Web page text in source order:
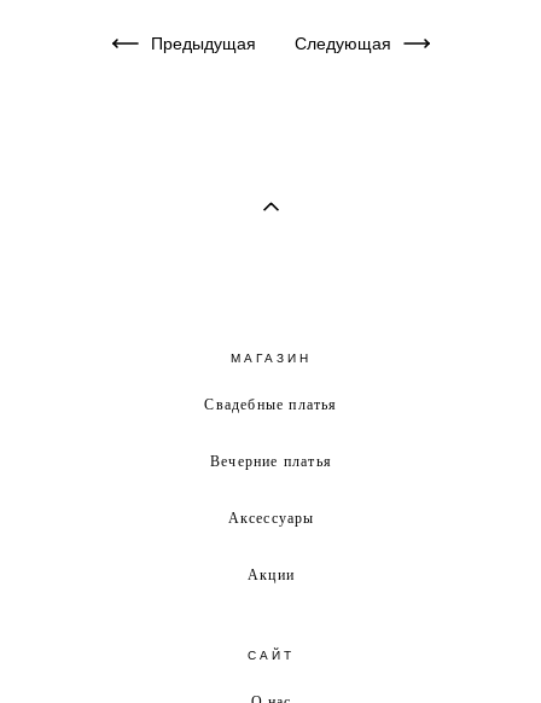
Предыдущая Следующая
МАГАЗИН
Свадебные платья
Вечерние платья
Аксессуары
Акции
САЙТ